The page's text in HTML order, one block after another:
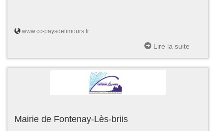
www.cc-paysdelimours.fr
Lire la suite
Mairie de Fontenay-Lès-briis